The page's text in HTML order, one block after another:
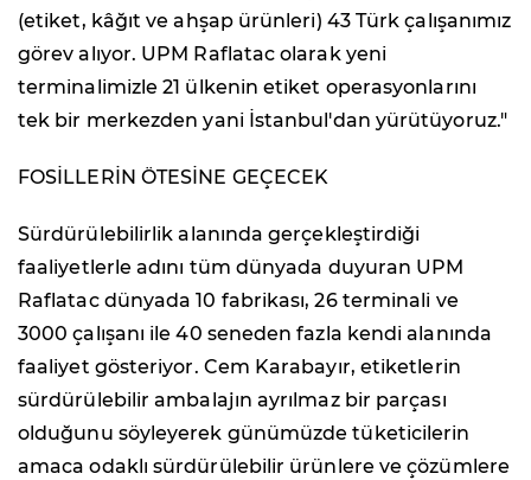
(etiket, kâğıt ve ahşap ürünleri) 43 Türk çalışanımız
görev alıyor. UPM Raflatac olarak yeni
terminalimizle 21 ülkenin etiket operasyonlarını
tek bir merkezden yani İstanbul'dan yürütüyoruz."
FOSİLLERİN ÖTESİNE GEÇECEK
Sürdürülebilirlik alanında gerçekleştirdiği
faaliyetlerle adını tüm dünyada duyuran UPM
Raflatac dünyada 10 fabrikası, 26 terminali ve
3000 çalışanı ile 40 seneden fazla kendi alanında
faaliyet gösteriyor. Cem Karabayır, etiketlerin
sürdürülebilir ambalajın ayrılmaz bir parçası
olduğunu söyleyerek günümüzde tüketicilerin
amaca odaklı sürdürülebilir ürünlere ve çözümlere